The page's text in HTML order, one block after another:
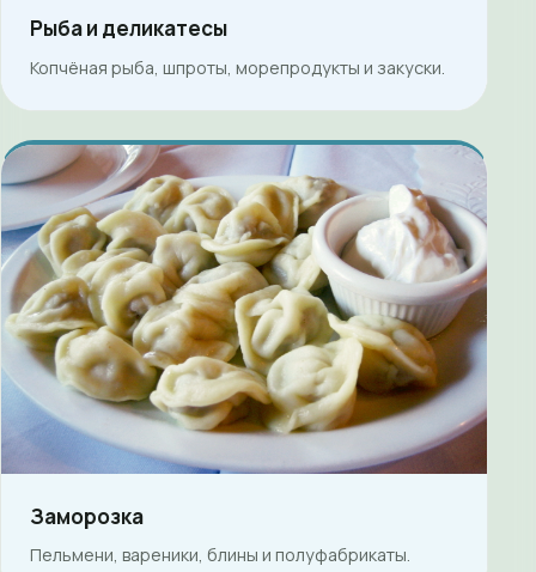
Рыба и деликатесы
Копчёная рыба, шпроты, морепродукты и закуски.
Заморозка
Пельмени, вареники, блины и полуфабрикаты.